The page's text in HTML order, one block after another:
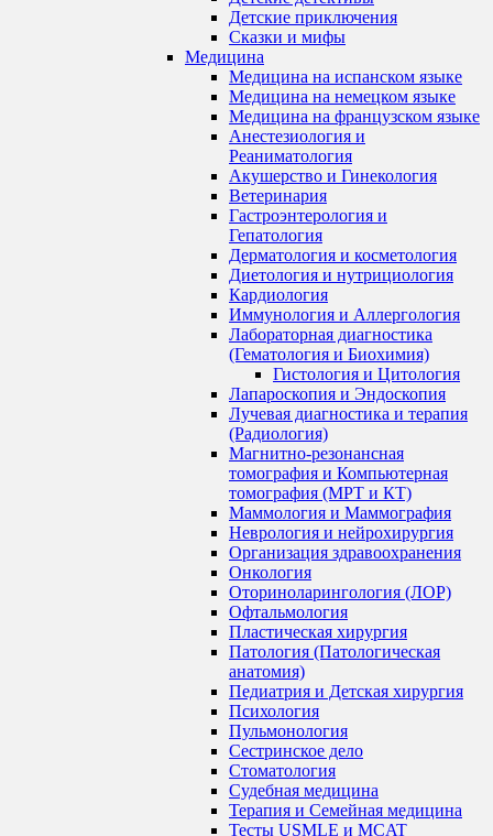
Детские приключения
Сказки и мифы
Медицина
Медицина на испанском языке
Медицина на немецком языке
Медицина на французском языке
Анестезиология и
Реаниматология
Акушерство и Гинекология
Ветеринария
Гастроэнтерология и
Гепатология
Дерматология и косметология
Диетология и нутрициология
Кардиология
Иммунология и Аллергология
Лабораторная диагностика
(Гематология и Биохимия)
Гистология и Цитология
Лапароскопия и Эндоскопия
Лучевая диагностика и терапия
(Радиология)
Магнитно-резонансная
томография и Компьютерная
томография (МРТ и КТ)
Маммология и Маммография
Неврология и нейрохирургия
Организация здравоохранения
Онкология
Оториноларингология (ЛОР)
Офтальмология
Пластическая хирургия
Патология (Патологическая
анатомия)
Педиатрия и Детская хирургия
Психология
Пульмонология
Сестринское дело
Стоматология
Судебная медицина
Терапия и Семейная медицина
Тесты USMLE и MCAT